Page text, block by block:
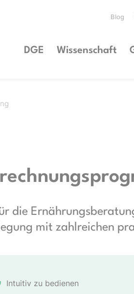
Blog
DGE Wissenschaft
die
mit zahlreichen
Intuitiv zu bedienen